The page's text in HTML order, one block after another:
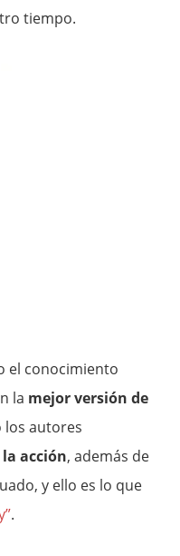
tiempo.
el conocimiento
la mejor versión de
los autores
acción, además de
y ello es lo que
.